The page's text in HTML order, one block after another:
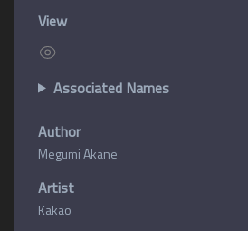
View
Associated Names
Author
Megumi Akane
Artist
Kakao